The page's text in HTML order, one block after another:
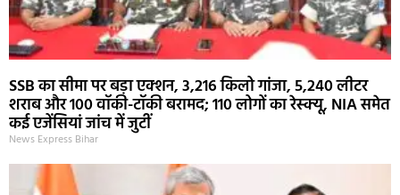
SSB का सीमा पर बड़ा एक्शन, 3,216 किलो गांजा, 5,240 लीटर
शराब और 100 वॉकी-टॉकी बरामद; 110 लोगों का रेस्क्यू, NIA समेत
कई एजेंसियां जांच में जुटीं
News Express Bihar